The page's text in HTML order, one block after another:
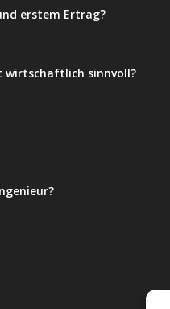
erstem Ertrag?
wirtschaftlich sinnvoll?